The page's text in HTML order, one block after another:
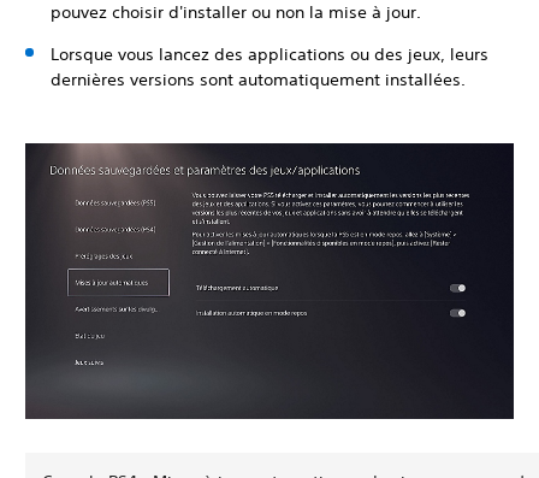
pouvez choisir d'installer ou non la mise à jour.
Lorsque vous lancez des applications ou des jeux, leurs
dernières versions sont automatiquement installées.